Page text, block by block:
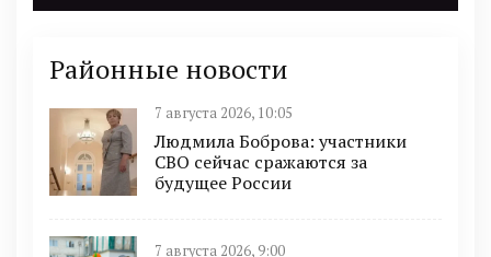
Районные новости
7 августа 2026, 10:05
Людмила Боброва: участники
СВО сейчас сражаются за
будущее России
7 августа 2026, 9:00